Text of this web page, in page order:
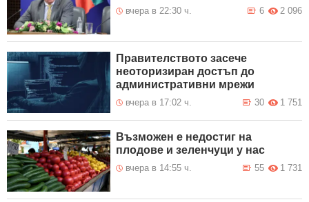
вчера в 22:30 ч. 2 096
6
Правителството засече
неоторизиран достъп до
административни мрежи
вчера в 17:02 ч. 1 751
30
Възможен е недостиг на
плодове и зеленчуци у нас
вчера в 14:55 ч. 1 731
55